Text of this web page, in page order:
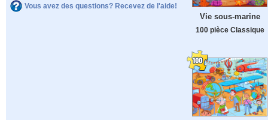
Vous avez des questions? Recevez de l'aide!
Vie sous-marine
100 pièce Classique